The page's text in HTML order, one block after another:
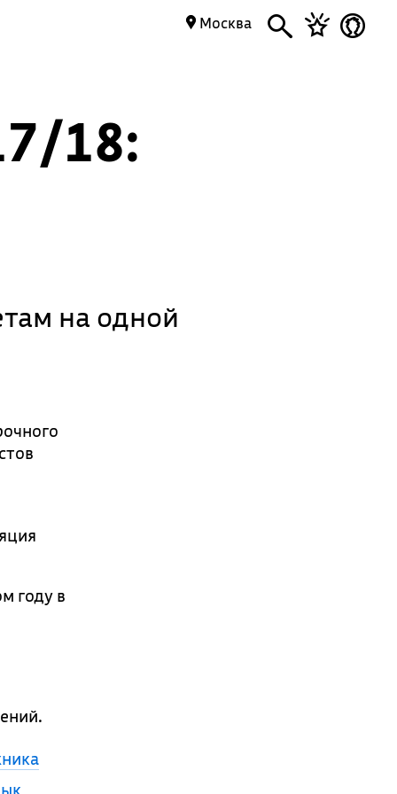
Москва
18:
на одной
году в